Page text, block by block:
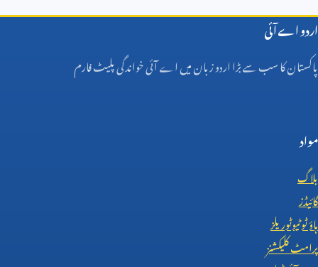
اردو اے آئی
پاکستان کا سب سے بڑا اردو زبان میں اے آئی خواندگی پلیٹ فارم
مواد
بلاگ
گائیڈز
ہاؤ ٹو ٹیوٹوریلز
پرامٹ کلیکشنز